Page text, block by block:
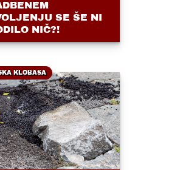
SE ŠE NI
NIČ?!
KLOBASA